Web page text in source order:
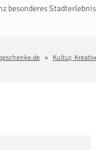
besonderes
Kultur,